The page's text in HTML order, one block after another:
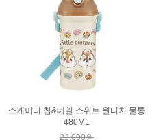
스케이터 칩&데일 스위트 원터치 물통
480ML
22,000원